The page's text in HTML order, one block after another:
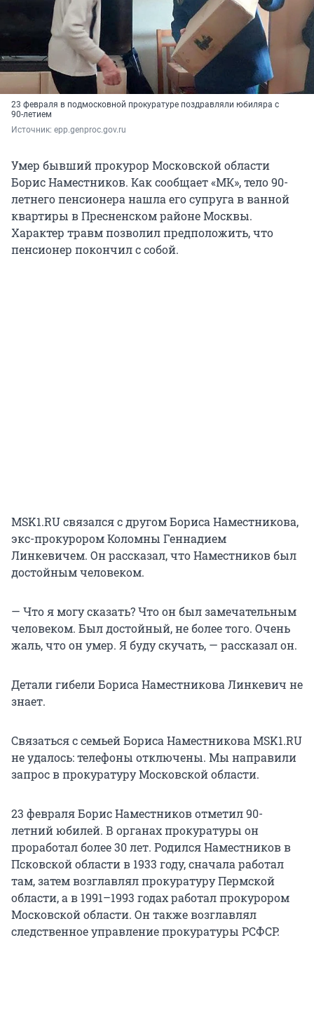
23 февраля в подмосковной прокуратуре поздравляли юбиляра с
90-летием
Источник: epp.genproc.gov.ru
Умер бывший прокурор Московской области
Борис Наместников. Как сообщает «МК», тело 90-
летнего пенсионера нашла его супруга в ванной
квартиры в Пресненском районе Москвы.
Характер травм позволил предположить, что
пенсионер покончил с собой.
MSK1.RU связался с другом Бориса Наместникова,
экс-прокурором Коломны Геннадием
Линкевичем. Он рассказал, что Наместников был
достойным человеком.
— Что я могу сказать? Что он был замечательным
человеком. Был достойный, не более того. Очень
жаль, что он умер. Я буду скучать, — рассказал он.
Детали гибели Бориса Наместникова Линкевич не
знает.
Связаться с семьей Бориса Наместникова MSK1.RU
не удалось: телефоны отключены. Мы направили
запрос в прокуратуру Московской области.
23 февраля Борис Наместников отметил 90-
летний юбилей. В органах прокуратуры он
проработал более 30 лет. Родился Наместников в
Псковской области в 1933 году, сначала работал
там, затем возглавлял прокуратуру Пермской
области, а в 1991–1993 годах работал прокурором
Московской области. Он также возглавлял
следственное управление прокуратуры РСФСР.